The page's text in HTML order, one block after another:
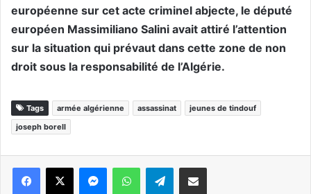
européenne sur cet acte criminel abjecte, le député
européen Massimiliano Salini avait attiré l’attention
sur la situation qui prévaut dans cette zone de non
droit sous la responsabilité de l’Algérie.
Tags armée algérienne assassinat
jeunes de tindouf
joseph borell
WhatsApp Telegram